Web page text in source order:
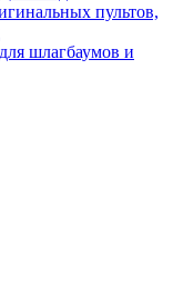
пультов,
шлагбаумов и